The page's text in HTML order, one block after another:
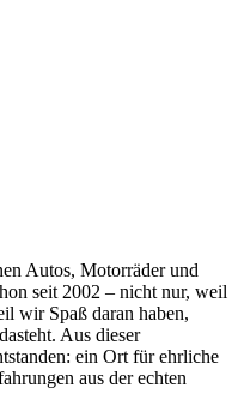
Autos, Motorräder und
seit 2002 – nicht nur, weil
wir Spaß daran haben,
Aus dieser
ein Ort für ehrliche
aus der echten